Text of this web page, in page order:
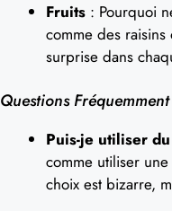
Fruits : Pourquoi
comme des raisins
surprise dans
Questions Fréquemment
Puis-je utiliser
comme utiliser
choix est bizarre,